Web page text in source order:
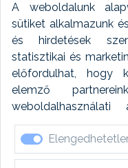
A weboldalunk
sütiket alkalmazunk
és hirdetések
statisztikai és
előfordulhat, hogy
elemző
forrásokból gyűjtött
elfogadásával
ezen adatokat 6